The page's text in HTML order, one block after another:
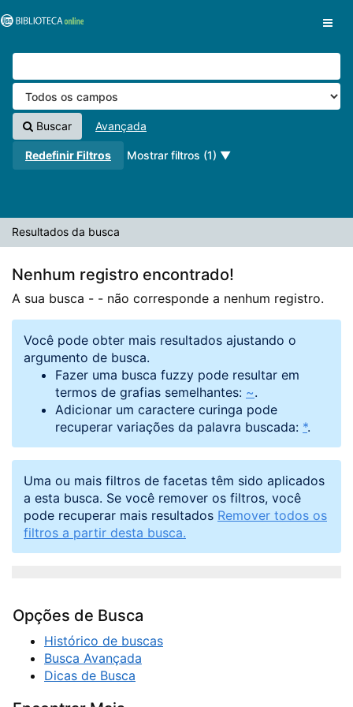
VuFind
Buscar Avançada
Redefinir Filtros Mostrar filtros (1)
Resultados da busca
Nenhum registro encontrado!
A sua busca - - não corresponde a nenhum registro.
Você pode obter mais resultados ajustando o
argumento de busca.
Fazer uma busca fuzzy pode resultar em
termos de grafias semelhantes: ~.
Adicionar um caractere curinga pode
recuperar variações da palavra buscada: *.
Uma ou mais filtros de facetas têm sido aplicados
a esta busca. Se você remover os filtros, você
pode recuperar mais resultados Remover todos os
filtros a partir desta busca.
Opções de Busca
Histórico de buscas
Busca Avançada
Dicas de Busca